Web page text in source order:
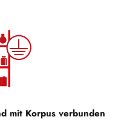
mit Korpus verbunden